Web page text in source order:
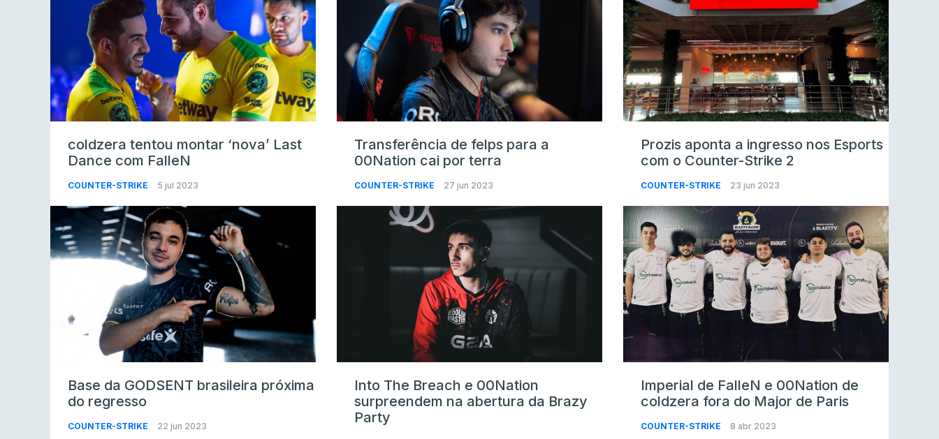
coldzera tentou montar ‘nova’ Last
Dance com FalleN
COUNTER-STRIKE 5 jul 2023
Transferência de felps para a
00Nation cai por terra
COUNTER-STRIKE 27 jun 2023
Prozis aponta a ingresso nos Esports
com o Counter-Strike 2
COUNTER-STRIKE 23 jun 2023
Base da GODSENT brasileira próxima
do regresso
COUNTER-STRIKE 22 jun 2023
Into The Breach e 00Nation
surpreendem na abertura da Brazy
Party
Imperial de FalleN e 00Nation de
coldzera fora do Major de Paris
COUNTER-STRIKE 8 abr 2023